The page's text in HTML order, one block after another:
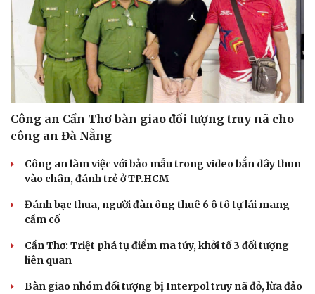
Công an Cần Thơ bàn giao đối tượng truy nã cho
công an Đà Nẵng
Công an làm việc với bảo mẫu trong video bắn dây thun
vào chân, đánh trẻ ở TP.HCM
Đánh bạc thua, người đàn ông thuê 6 ô tô tự lái mang
cầm cố
Cần Thơ: Triệt phá tụ điểm ma túy, khởi tố 3 đối tượng
liên quan
Bàn giao nhóm đối tượng bị Interpol truy nã đỏ, lừa đảo